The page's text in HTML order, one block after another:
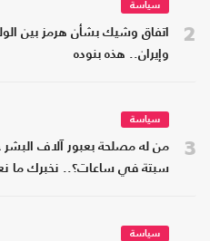
2
سياسة
اتفاق وشيك بشأن هرمز بين
وإيران.. هذه بنوده
3
سياسة
من له مصلحة بعبور آلاف
سبتة في ساعات؟.. نخبرك ما
سياسة